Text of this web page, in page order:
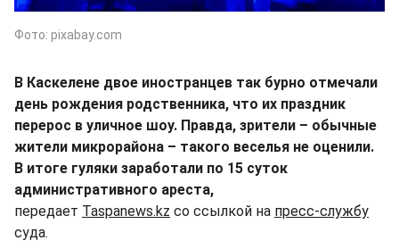
Фото: pixabay.com
В Каскелене двое иностранцев так бурно отмечали
день рождения родственника, что их праздник
перерос в уличное шоу. Правда, зрители – обычные
жители микрорайона – такого веселья не оценили.
В итоге гуляки заработали по 15 суток
административного ареста,
передает Taspanews.kz со ссылкой на пресс-службу
суда.